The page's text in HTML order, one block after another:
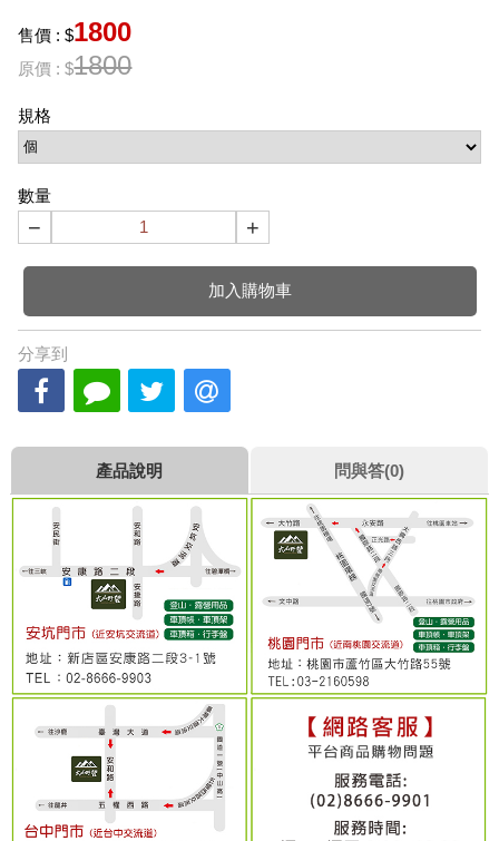
售價 : $1800
原價 : $1800
規格
數量
− +
加入購物車
分享到
產品說明 問與答(0)